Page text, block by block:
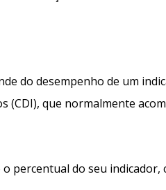
do desempenho de um
que normalmente
percentual do seu indicador,